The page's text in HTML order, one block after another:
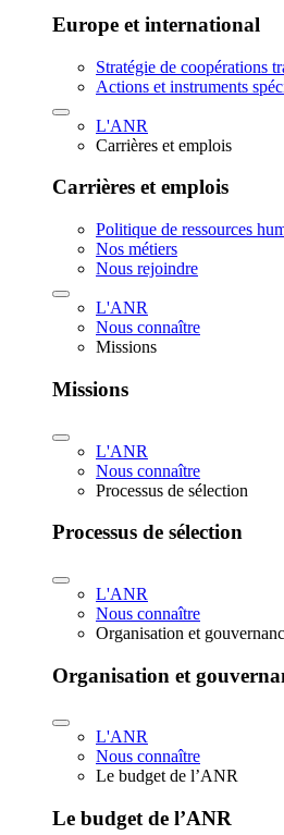
Europe et international
Stratégie de coopérations
Actions et instruments
L'ANR
Carrières et emplois
Carrières et emplois
Politique de ressources
Nos métiers
Nous rejoindre
L'ANR
Nous connaître
Missions
Missions
L'ANR
Nous connaître
Processus de sélection
Processus de sélection
L'ANR
Nous connaître
Organisation et
Organisation et
L'ANR
Nous connaître
Le budget de l’ANR
Le budget de l’ANR